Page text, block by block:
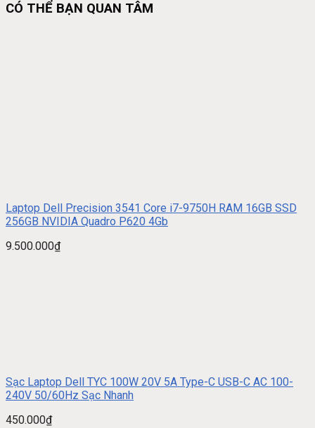
CÓ THỂ BẠN QUAN TÂM
Laptop Dell Precision 3541 Core i7-9750H RAM 16GB SSD
256GB NVIDIA Quadro P620 4Gb
9.500.000₫
Sạc Laptop Dell TYC 100W 20V 5A Type-C USB-C AC 100-
240V 50/60Hz Sạc Nhanh
450.000₫